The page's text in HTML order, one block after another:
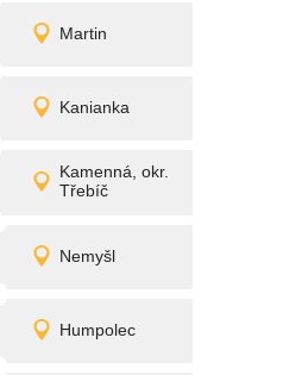
Martin
Detail
promítání
Kanianka
Detail
promítání
Kamenná, okr.
Třebíč
Detail
promítání
Nemyšl
Detail
promítání
Humpolec
Detail
promítání